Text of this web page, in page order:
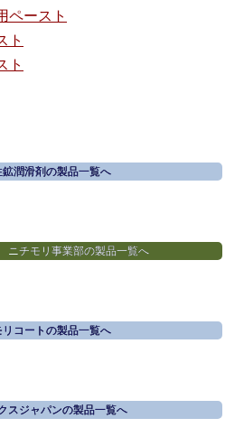
ペースト
ト
ト
鉱潤滑剤の製品一覧へ
チモリ事業部の製品一覧へ
リコートの製品一覧へ
スジャパンの製品一覧へ